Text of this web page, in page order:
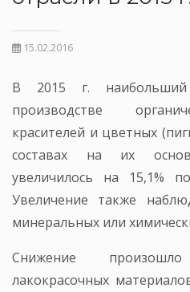
15.02.2016
В 2015 г.
производстве
красителей и цветных
составах на их
увеличилось на 15,1%
Увеличение также
минеральных или
Снижение
лакокрасочных